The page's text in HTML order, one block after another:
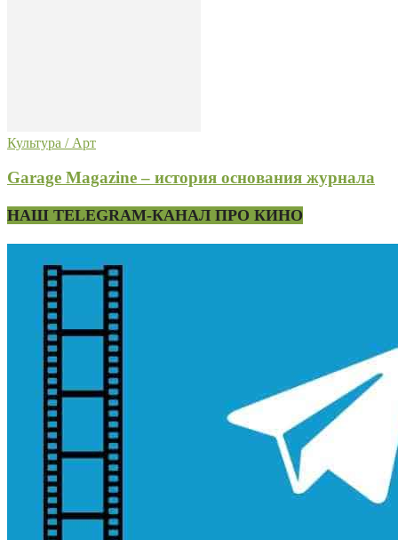
Культура / Арт
Garage Magazine – история основания журнала
НАШ TELEGRAM-КАНАЛ ПРО КИНО